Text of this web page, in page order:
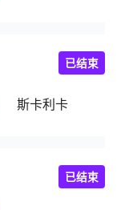
斯卡利卡
已结束
已结束